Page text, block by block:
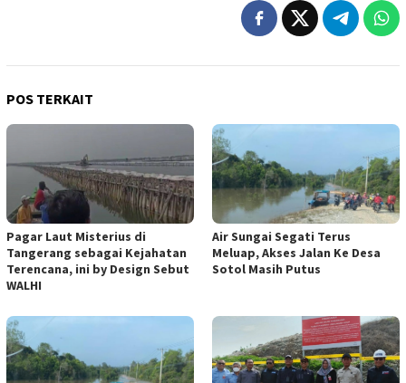
POS TERKAIT
Pagar Laut Misterius di
Tangerang sebagai Kejahatan
Terencana, ini by Design Sebut
WALHI
Air Sungai Segati Terus
Meluap, Akses Jalan Ke Desa
Sotol Masih Putus